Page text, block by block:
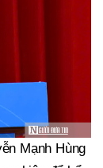
Mạnh Hùng